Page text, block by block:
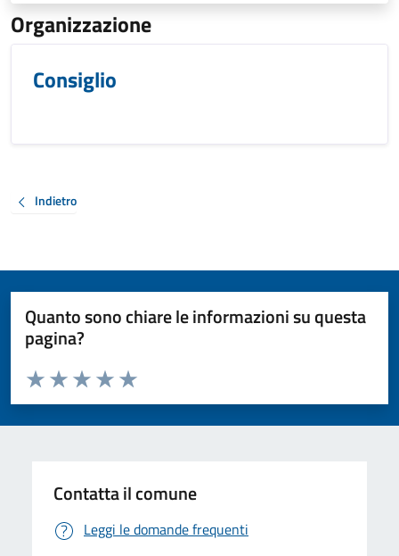
Organizzazione
Consiglio
Indietro
Quanto sono chiare le informazioni su questa
pagina?
Valuta da 1 a 5 stelle la pagina
Valuta 5 stelle su 5
Valuta 4 stelle su 5
Valuta 3 stelle su 5
Valuta 2 stelle su 5
Valuta 1 stelle su 5
Contatta il comune
Leggi le domande frequenti